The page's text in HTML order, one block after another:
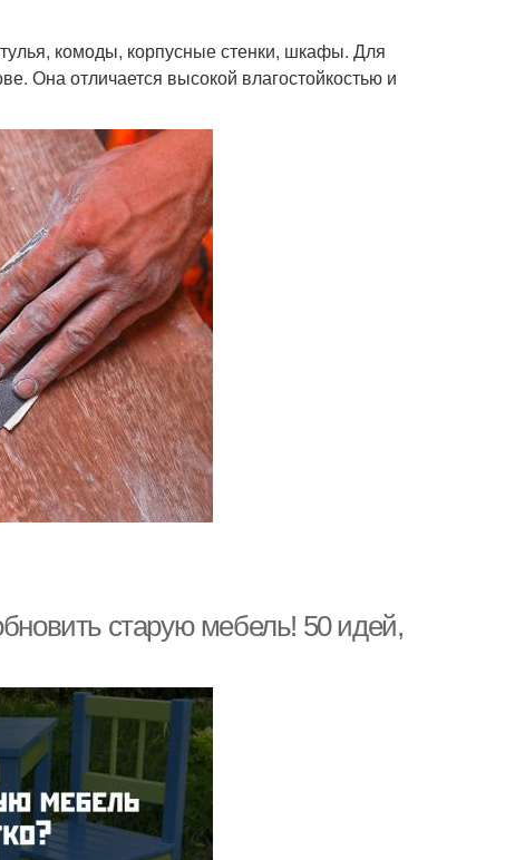
комоды, корпусные стенки, шкафы. Для
Она отличается высокой влагостойкостью и
старую мебель! 50 идей,